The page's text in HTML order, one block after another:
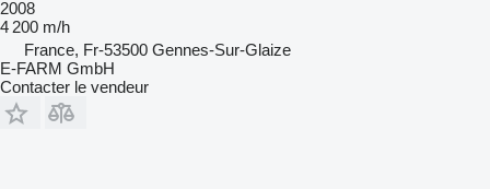
2008
4 200 m/h
France, Fr-53500 Gennes-Sur-Glaize
E-FARM GmbH
Contacter le vendeur